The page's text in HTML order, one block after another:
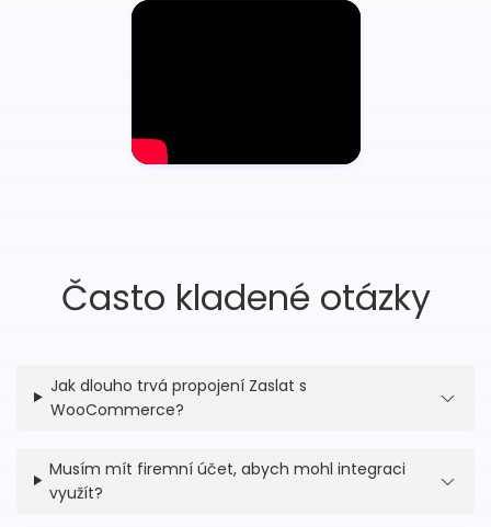
Často kladené otázky
Jak dlouho trvá propojení Zaslat s
WooCommerce?
Musím mít firemní účet, abych mohl integraci
využít?